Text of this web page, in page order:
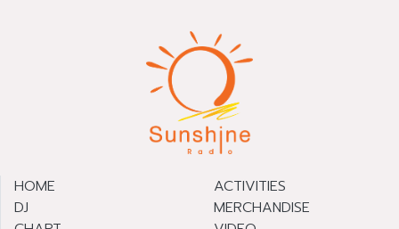
HOME
DJ
ACTIVITIES
MERCHANDISE